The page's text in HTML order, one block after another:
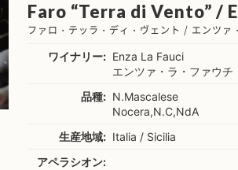
Faro “Terra di Vento” /
ファロ・テッラ・ディ・ヴェント / エンツァ
ワイナリー: Enza La Fauci
エンツァ・ラ・ファウチ
品種: N.Mascalese
Nocera,N.C,NdA
生産地域: Italia / Sicilia
アペラシオン: